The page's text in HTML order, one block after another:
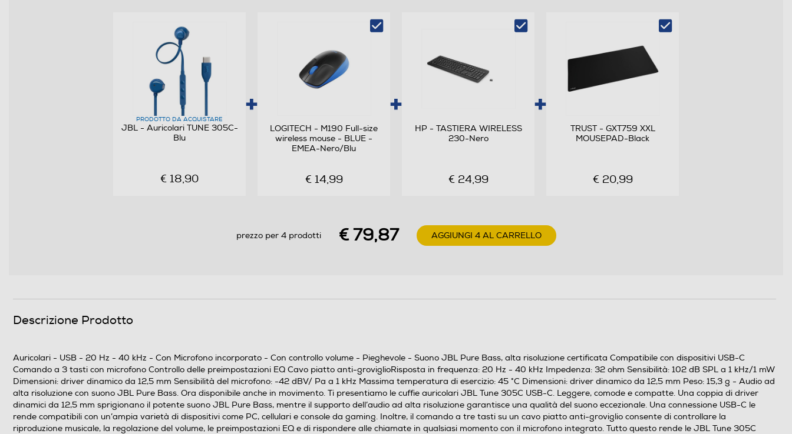
Posizione regolazione volume Sul filo
Suono JBL Pure Bass, alta risoluzione certificata
20 Hz - 40 kHz Impedenza: 32 ohm Sensibilità: 102
dB SPL a 1 kHz/1 mW Dimensioni: driver dinamico
(S/i) 1 modulo di dichiarazione RoHS Cina/ foglio di
istruzioni
Audio ad alta risoluzione con suono JBL Pure Bass.
Ora disponibile anche in movimento. Ti
presentiamo le cuffie auricolari JBL Tune 305C
PRODOTTO DA ACQUISTARE
JBL - Auricolari TUNE 305C-
Blu
€ 18,90
LOGITECH - M190 Full-size
wireless mouse - BLUE -
EMEA-Nero/Blu
€ 14,99
HP - TASTIERA WIRELESS
230-Nero
€ 24,99
TRUST - GXT759 XXL
MOUSEPAD-Black
€ 20,99
prezzo per 4 prodotti € 79,87 AGGIUNGI 4 AL CARRELLO
Descrizione Prodotto
Auricolari - USB - 20 Hz - 40 kHz - Con Microfono incorporato - Con controllo volume - Pieghevole - Suono JBL Pure Bass, alta risoluzione certificata Compatibile con dispositivi USB-C
Comando a 3 tasti con microfono Controllo delle preimpostazioni EQ Cavo piatto anti-groviglioRisposta in frequenza: 20 Hz - 40 kHz Impedenza: 32 ohm Sensibilità: 102 dB SPL a 1 kHz/1 mW
Dimensioni: driver dinamico da 12,5 mm Sensibilità del microfono: -42 dBV/ Pa a 1 kHz Massima temperatura di esercizio: 45 °C Dimensioni: driver dinamico da 12,5 mm Peso: 15,3 g - Audio ad
alta risoluzione con suono JBL Pure Bass. Ora disponibile anche in movimento. Ti presentiamo le cuffie auricolari JBL Tune 305C USB-C. Leggere, comode e compatte. Una coppia di driver
dinamici da 12,5 mm sprigionano il potente suono JBL Pure Bass, mentre il supporto dell’audio ad alta risoluzione garantisce una qualità del suono eccezionale. Una connessione USB-C le
rende compatibili con un’ampia varietà di dispositivi come PC, cellulari e console da gaming. Inoltre, il comando a tre tasti su un cavo piatto anti-groviglio consente di controllare la
riproduzione musicale, la regolazione del volume, le preimpostazioni EQ e di rispondere alle chiamate in qualsiasi momento con il microfono integrato. Tutto questo rende le JBL Tune 305C